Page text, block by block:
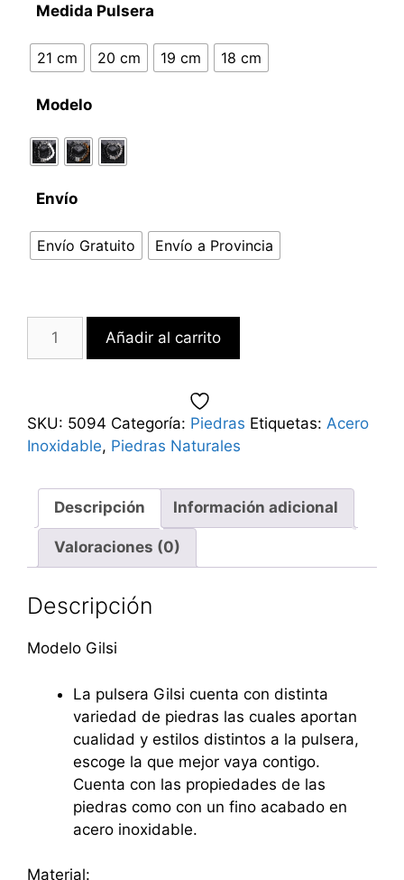
Medida Pulsera
21 cm 20 cm 19 cm 18 cm
Modelo
Envío
Envío Gratuito Envío a Provincia
Añadir al carrito
SKU: 5094 Categoría: Piedras Etiquetas: Acero
Inoxidable, Piedras Naturales
Descripción Información adicional
Valoraciones (0)
Descripción
Modelo Gilsi
La pulsera Gilsi cuenta con distinta
variedad de piedras las cuales aportan
cualidad y estilos distintos a la pulsera,
escoge la que mejor vaya contigo.
Cuenta con las propiedades de las
piedras como con un fino acabado en
acero inoxidable.
Material: